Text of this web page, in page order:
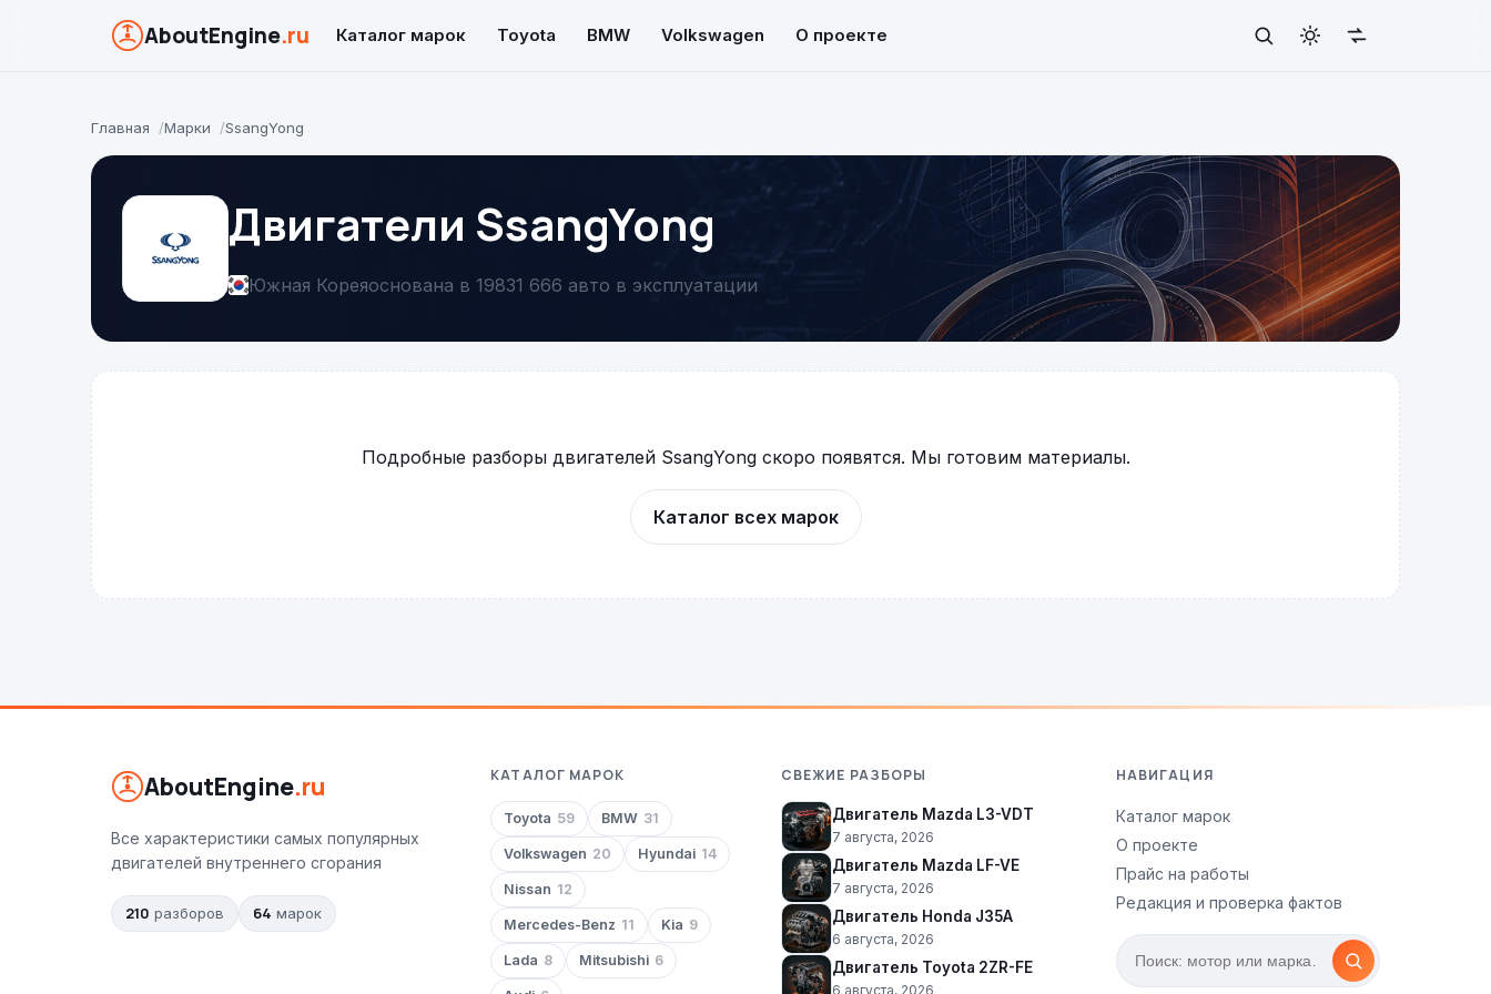
AboutEngine.ru Каталог марок Toyota BMW Volkswagen О проекте
Главная Марки SsangYong
Двигатели SsangYong
Южная Кореяоснована в 19831 666 авто в эксплуатации
Подробные разборы двигателей SsangYong скоро появятся. Мы готовим материалы.
Каталог всех марок
AboutEngine.ru
Все характеристики самых популярных
двигателей внутреннего сгорания
210 разборов 64 марок
КАТАЛОГ МАРОК
Toyota 59 BMW 31
Volkswagen 20 Hyundai 14
Nissan 12
Mercedes-Benz 11 Kia 9
Lada 8 Mitsubishi 6
СВЕЖИЕ РАЗБОРЫ
Двигатель Mazda L3-VDT
7 августа, 2026
Двигатель Mazda LF-VE
7 августа, 2026
Двигатель Honda J35A
6 августа, 2026
Двигатель Toyota 2ZR-FE
6 августа, 2026
НАВИГАЦИЯ
Каталог марок
О проекте
Прайс на работы
Редакция и проверка фактов